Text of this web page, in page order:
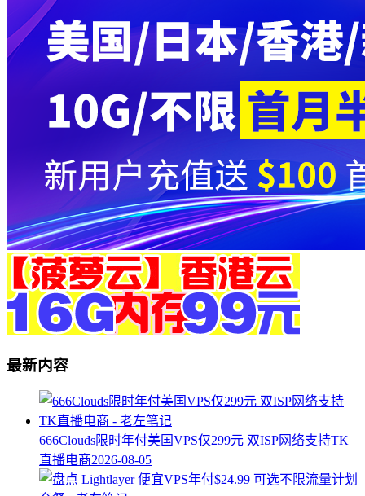
最新内容
666Clouds限时年付美国VPS仅299元 双ISP网络支持TK
直播电商2026-08-05